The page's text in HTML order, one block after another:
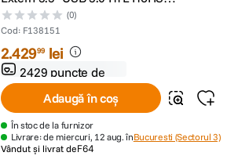
SmartWare Pro
(0)
Cod: F138151
2.42999 lei
2429 puncte de
fidelitate
Adaugă în coș
În stoc de la furnizor
Livrare: de miercuri, 12 aug. înBucuresti (Sectorul 3)
Vândut și livrat deF64